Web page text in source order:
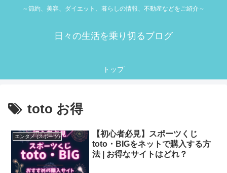
～節約、美容、ダイエット、暮らしの情報、不動産などをご紹介～
日々の生活を乗り切るブログ
トップ
toto お得
エンタメ (スポーツ)
【初心者必見】スポーツくじ
toto・BIGをネットで購入する方
法 | お得なサイトはどれ？